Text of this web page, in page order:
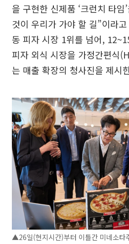
을 구현한 신제품 ‘크런치 타임
것이 우리가 가야 할 길”이라
동 피자 시장 1위를 넘어,
피자 외식 시장을 가정간편식
는 매출 확장의 청사진을 제시
▲26일(현지시간)부터 이틀간 미네소타